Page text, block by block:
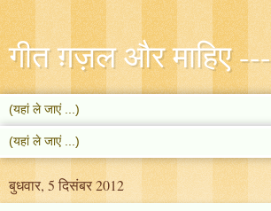
गीत ग़ज़ल और माहिए
बुधवार, 5 दिसंबर 2012